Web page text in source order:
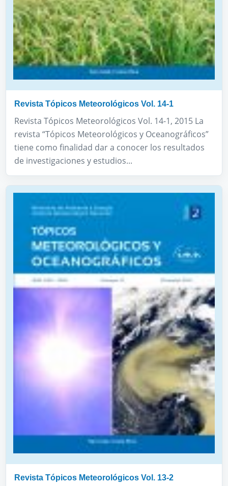
Revista Tópicos Meteorológicos Vol. 14-1
Revista Tópicos Meteorológicos Vol. 14-1, 2015 La
revista “Tópicos Meteorológicos y Oceanográficos”
tiene como finalidad dar a conocer los resultados
de investigaciones y estudios...
Revista Tópicos Meteorológicos Vol. 13-2